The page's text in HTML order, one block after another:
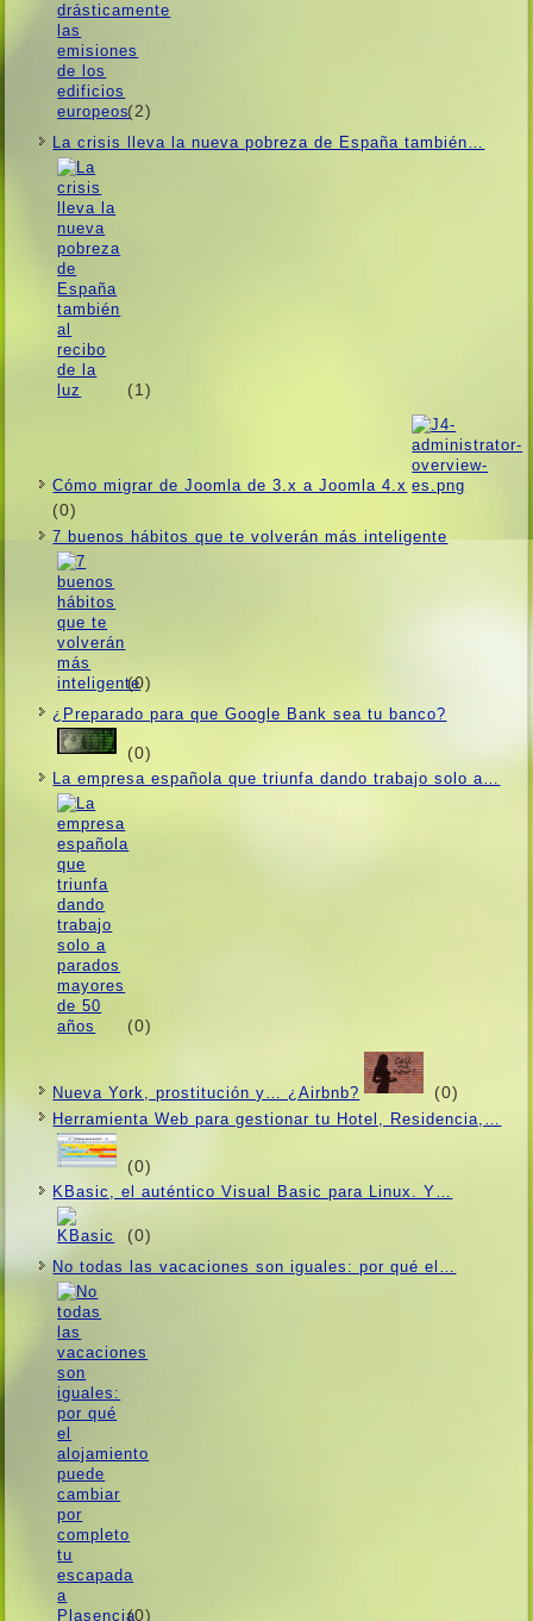
(2)
La crisis lleva la nueva pobreza de España también…
(1)
Cómo migrar de Joomla de 3.x a Joomla 4.x
(0)
7 buenos hábitos que te volverán más inteligente
(0)
¿Preparado para que Google Bank sea tu banco?
(0)
La empresa española que triunfa dando trabajo solo a…
(0)
Nueva York, prostitución y… ¿Airbnb? (0)
Herramienta Web para gestionar tu Hotel, Residencia,…
(0)
KBasic, el auténtico Visual Basic para Linux. Y…
(0)
No todas las vacaciones son iguales: por qué el…
(0)